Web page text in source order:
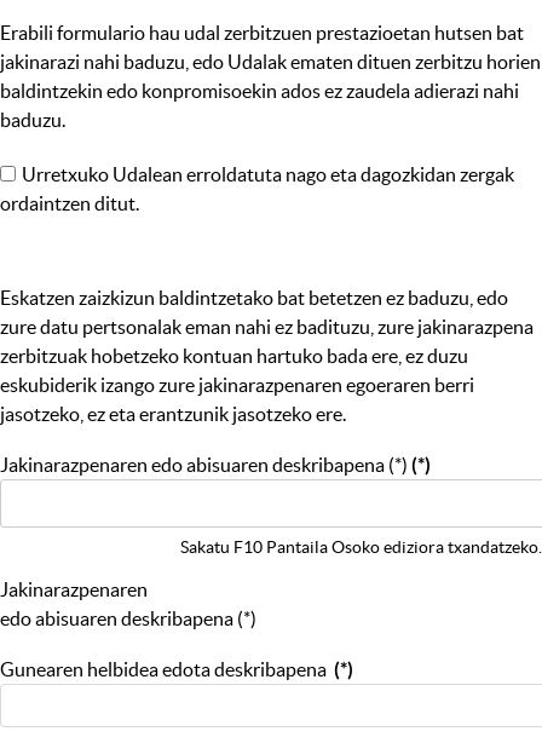
Erabili formulario hau udal zerbitzuen prestazioetan hutsen bat
jakinarazi nahi baduzu, edo Udalak ematen dituen zerbitzu horien
baldintzekin edo konpromisoekin ados ez zaudela adierazi nahi
baduzu.
Urretxuko Udalean erroldatuta nago eta dagozkidan zergak
ordaintzen ditut.
Eskatzen zaizkizun baldintzetako bat betetzen ez baduzu, edo
zure datu pertsonalak eman nahi ez badituzu, zure jakinarazpena
zerbitzuak hobetzeko kontuan hartuko bada ere, ez duzu
eskubiderik izango zure jakinarazpenaren egoeraren berri
jasotzeko, ez eta erantzunik jasotzeko ere.
Jakinarazpenaren edo abisuaren deskribapena (*) (*)
Sakatu F10 Pantaila Osoko ediziora txandatzeko.
Jakinarazpenaren
edo abisuaren deskribapena (*)
Gunearen helbidea edota deskribapena (*)